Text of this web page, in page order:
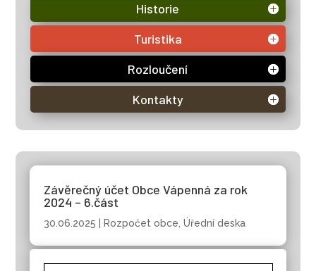
Historie
Turistika
Rozloučení
Kontakty
Závěrečný účet Obce Vápenná za rok
2024 – 6.část
30.06.2025 Rozpočet obce ,Úřední deska